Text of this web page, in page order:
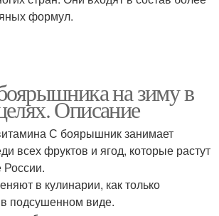
формул.
на зиму в
Описание
С боярышник занимает
всех фруктов и ягод, которые растут
России.
в кулинарии, как только
подсушенном виде.